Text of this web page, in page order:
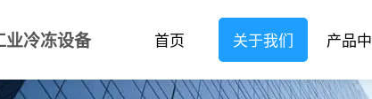
业冷冻设备 首页 关于我们 产品